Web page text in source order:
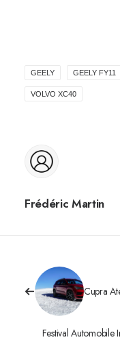
GEELY GEELY FY11
VOLVO XC40
Frédéric Martin
Cupra
Festival Automobile